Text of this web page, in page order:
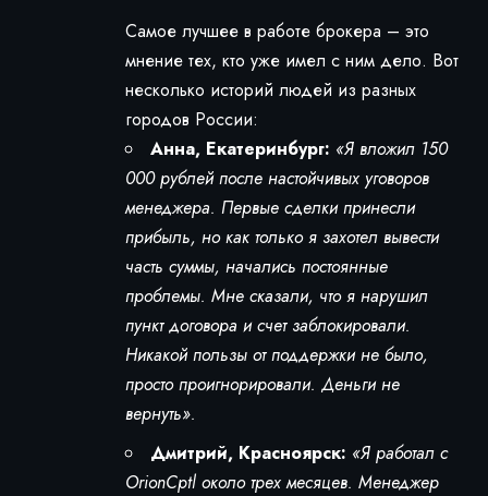
Самое лучшее в работе брокера – это
мнение тех, кто уже имел с ним дело. Вот
несколько историй людей из разных
городов России:
Анна, Екатеринбург: «Я вложил 150
000 рублей после настойчивых уговоров
менеджера. Первые сделки принесли
прибыль, но как только я захотел вывести
часть суммы, начались постоянные
проблемы. Мне сказали, что я нарушил
пункт договора и счет заблокировали.
Никакой пользы от поддержки не было,
просто проигнорировали. Деньги не
вернуть».
Дмитрий, Красноярск: «Я работал с
OrionCptl около трех месяцев. Менеджер